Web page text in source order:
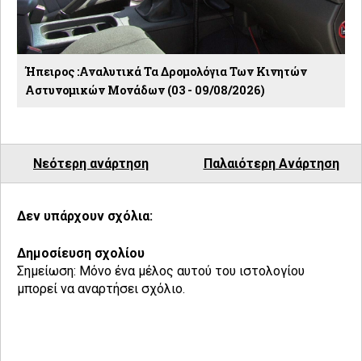
Ήπειρος :Αναλυτικά Τα Δρομολόγια Των Κινητών
Αστυνομικών Μονάδων (03 - 09/08/2026)
Νεότερη ανάρτηση Παλαιότερη Ανάρτηση
Δεν υπάρχουν σχόλια:
Δημοσίευση σχολίου
Σημείωση: Μόνο ένα μέλος αυτού του ιστολογίου
μπορεί να αναρτήσει σχόλιο.